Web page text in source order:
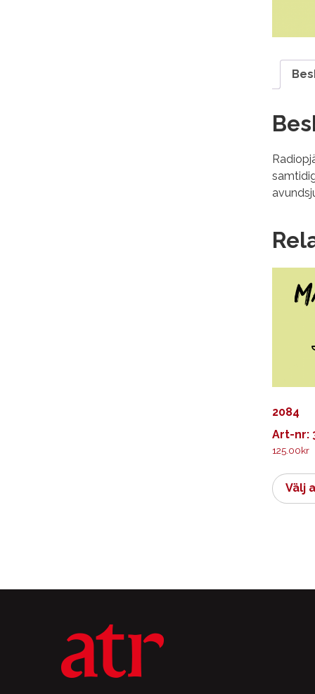
2084
Art-nr:
125.00kr
Välj